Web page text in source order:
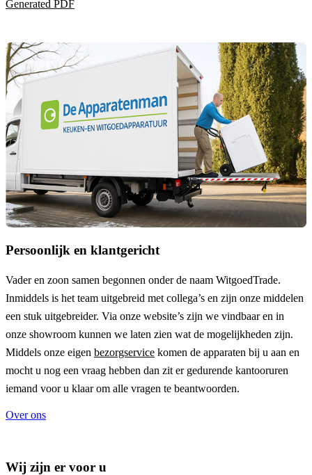
Generated PDF
Persoonlijk en klantgericht
Vader en zoon samen begonnen onder de naam WitgoedTrade.
Inmiddels is het team uitgebreid met collega’s en zijn onze middelen
een stuk uitgebreider. Via onze website’s zijn we vindbaar en in
onze showroom kunnen we laten zien wat de mogelijkheden zijn.
Middels onze eigen bezorgservice komen de apparaten bij u aan en
mocht u nog een vraag hebben dan zit er gedurende kantooruren
iemand voor u klaar om alle vragen te beantwoorden.
Over ons
Wij zijn er voor u